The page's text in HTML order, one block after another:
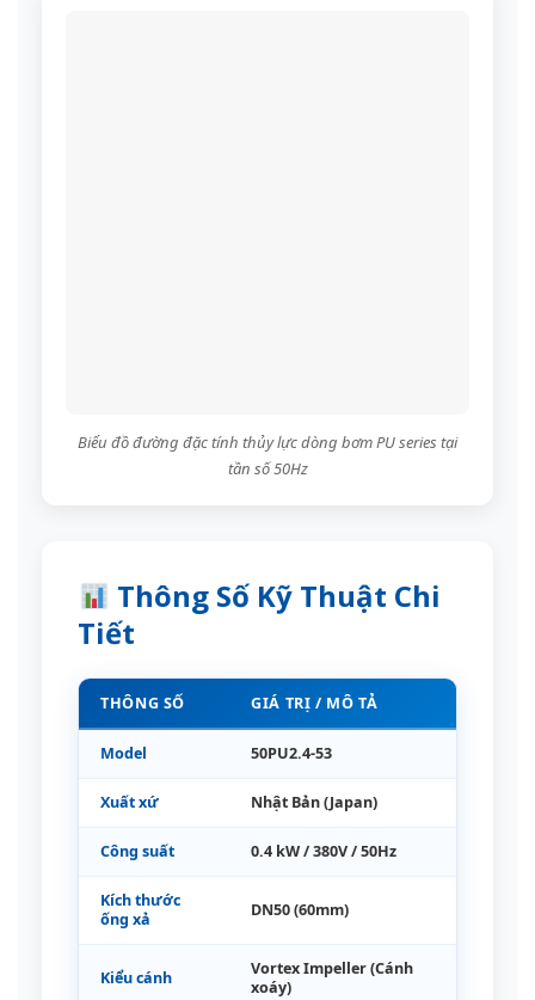
Biểu đồ đường đặc tính thủy lực dòng bơm PU series tại
tần số 50Hz
Thông Số Kỹ Thuật Chi
Tiết
THÔNG SỐ GIÁ TRỊ / MÔ TẢ
Model 50PU2.4-53
Xuất xứ Nhật Bản (Japan)
Công suất 0.4 kW / 380V / 50Hz
Kích thước
ống xả
DN50 (60mm)
Kiểu cánh
Vortex Impeller (Cánh
xoáy)